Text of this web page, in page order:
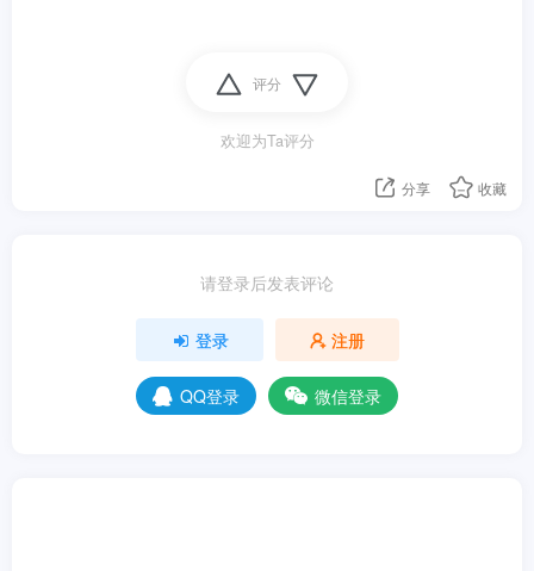
评分
欢迎为Ta评分
分享 收藏
请登录后发表评论
登录 注册
QQ登录 微信登录